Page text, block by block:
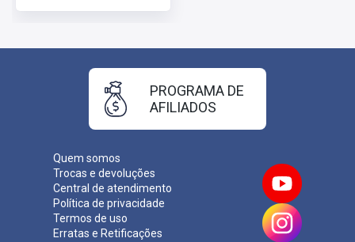
Quem somos
Trocas e devoluções
Central de atendimento
Política de privacidade
Termos de uso
Erratas e Retificações
PROGRAMA DE
AFILIADOS